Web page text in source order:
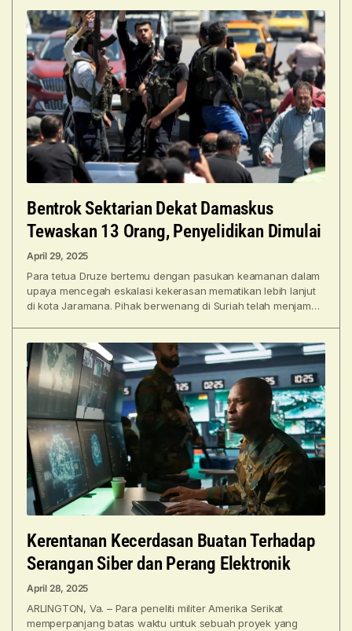
Bentrok Sektarian Dekat Damaskus
Tewaskan 13 Orang, Penyelidikan Dimulai
April 29, 2025
Para tetua Druze bertemu dengan pasukan keamanan dalam
upaya mencegah eskalasi kekerasan mematikan lebih lanjut
di kota Jaramana. Pihak berwenang di Suriah telah menjamin
Kerentanan Kecerdasan Buatan Terhadap
Serangan Siber dan Perang Elektronik
April 28, 2025
ARLINGTON, Va. – Para peneliti militer Amerika Serikat
memperpanjang batas waktu untuk sebuah proyek yang